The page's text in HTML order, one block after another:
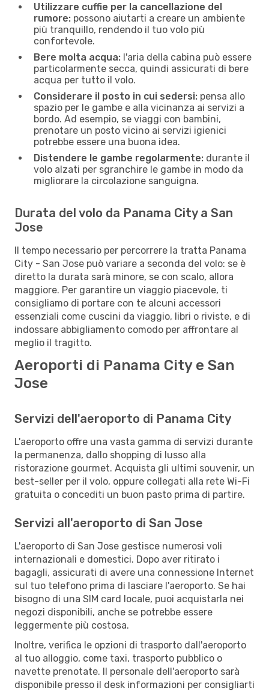
Utilizzare cuffie per la cancellazione del
rumore: possono aiutarti a creare un ambiente
più tranquillo, rendendo il tuo volo più
confortevole.
Bere molta acqua: l'aria della cabina può essere
particolarmente secca, quindi assicurati di bere
acqua per tutto il volo.
Considerare il posto in cui sedersi: pensa allo
spazio per le gambe e alla vicinanza ai servizi a
bordo. Ad esempio, se viaggi con bambini,
prenotare un posto vicino ai servizi igienici
potrebbe essere una buona idea.
Distendere le gambe regolarmente: durante il
volo alzati per sgranchire le gambe in modo da
migliorare la circolazione sanguigna.
Durata del volo da Panama City a San
Jose
Il tempo necessario per percorrere la tratta Panama
City - San Jose può variare a seconda del volo: se è
diretto la durata sarà minore, se con scalo, allora
maggiore. Per garantire un viaggio piacevole, ti
consigliamo di portare con te alcuni accessori
essenziali come cuscini da viaggio, libri o riviste, e di
indossare abbigliamento comodo per affrontare al
meglio il tragitto.
Aeroporti di Panama City e San
Jose
Servizi dell'aeroporto di Panama City
L'aeroporto offre una vasta gamma di servizi durante
la permanenza, dallo shopping di lusso alla
ristorazione gourmet. Acquista gli ultimi souvenir, un
best-seller per il volo, oppure collegati alla rete Wi-Fi
gratuita o concediti un buon pasto prima di partire.
Servizi all'aeroporto di San Jose
L'aeroporto di San Jose gestisce numerosi voli
internazionali e domestici. Dopo aver ritirato i
bagagli, assicurati di avere una connessione Internet
sul tuo telefono prima di lasciare l'aeroporto. Se hai
bisogno di una SIM card locale, puoi acquistarla nei
negozi disponibili, anche se potrebbe essere
leggermente più costosa.
Inoltre, verifica le opzioni di trasporto dall'aeroporto
al tuo alloggio, come taxi, trasporto pubblico o
navette prenotate. Il personale dell'aeroporto sarà
disponibile presso il desk informazioni per consigliarti